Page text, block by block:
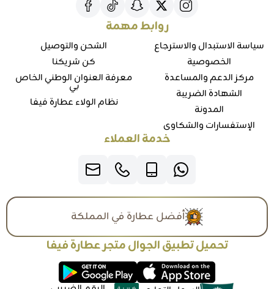
روابط مهمة
سياسة الاستبدال والاسترجاع
الخصوصية
مركز الدعم والمساعدة
الشهادة الضريبة
المدونة
الإستفسارات والشكاوي
الشحن والتوصيل
كن شريكنا
معرفة العنوان الوطني الخاص
بي
نظام الولاء عطارة فيفا
خدمة العملاء
أفضل عطارة في المملكة
تحميل تطبيق الجوال متجر عطارة فيفا